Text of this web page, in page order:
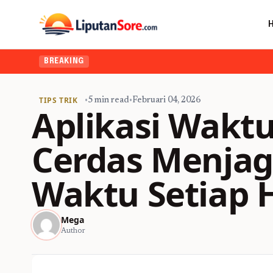
BREAKING
TIPS TRIK •5 min read•Februari 04, 2026
Aplikasi
Cerdas
Waktu Setiap
Mega
Author